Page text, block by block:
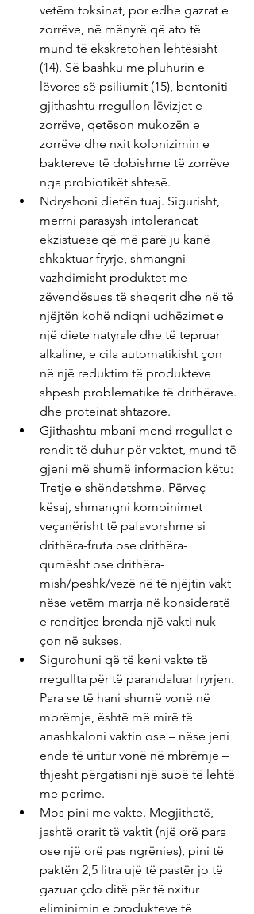
vetëm toksinat, por edhe gazrat e
zorrëve, në mënyrë që ato të
mund të ekskretohen lehtësisht
(14). Së bashku me pluhurin e
lëvores së psiliumit (15), bentoniti
gjithashtu rregullon lëvizjet e
zorrëve, qetëson mukozën e
zorrëve dhe nxit kolonizimin e
baktereve të dobishme të zorrëve
nga probiotikët shtesë.
Ndryshoni dietën tuaj. Sigurisht,
merrni parasysh intolerancat
ekzistuese që më parë ju kanë
shkaktuar fryrje, shmangni
vazhdimisht produktet me
zëvendësues të sheqerit dhe në të
njëjtën kohë ndiqni udhëzimet e
një diete natyrale dhe të tepruar
alkaline, e cila automatikisht çon
në një reduktim të produkteve
shpesh problematike të drithërave.
dhe proteinat shtazore.
Gjithashtu mbani mend rregullat e
rendit të duhur për vaktet, mund të
gjeni më shumë informacion këtu:
Tretje e shëndetshme. Përveç
kësaj, shmangni kombinimet
veçanërisht të pafavorshme si
drithëra-fruta ose drithëra-
qumësht ose drithëra-
mish/peshk/vezë në të njëjtin vakt
nëse vetëm marrja në konsideratë
e renditjes brenda një vakti nuk
çon në sukses.
Sigurohuni që të keni vakte të
rregullta për të parandaluar fryrjen.
Para se të hani shumë vonë në
mbrëmje, është më mirë të
anashkaloni vaktin ose – nëse jeni
ende të uritur vonë në mbrëmje –
thjesht përgatisni një supë të lehtë
me perime.
Mos pini me vakte. Megjithatë,
jashtë orarit të vaktit (një orë para
ose një orë pas ngrënies), pini të
paktën 2,5 litra ujë të pastër jo të
gazuar çdo ditë për të nxitur
eliminimin e produkteve të